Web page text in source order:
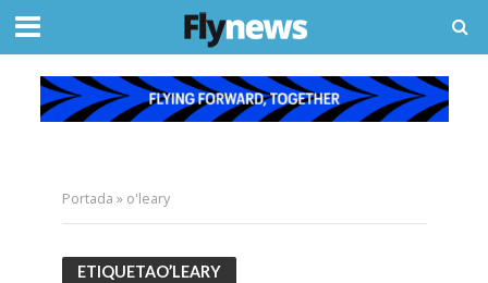
Portada » o'leary
ETIQUETAO’LEARY